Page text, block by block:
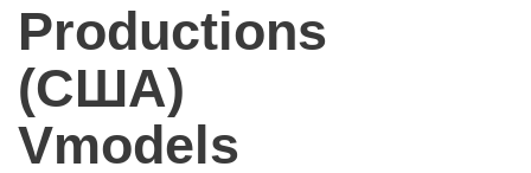
Productions
(США)
Vmodels